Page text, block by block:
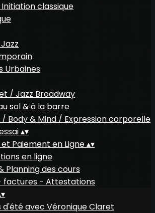
Initiation classique
Urbaines
/ Jazz Broadway
sol & à la barre
/ Body & Mind / Expression corporelle
▴▾
Paiement en Ligne▴▾
en ligne
Planning des cours
factures - Attestations
▾
d'été avec Véronique Claret